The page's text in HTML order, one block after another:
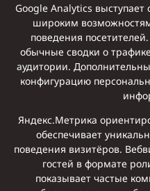
Google Analytics
широким
поведения
обычные сводки о
аудитории.
конфигурацию
Яндекс.Метрика
обеспечивает
поведения визитёров.
гостей в формате
показывает частые